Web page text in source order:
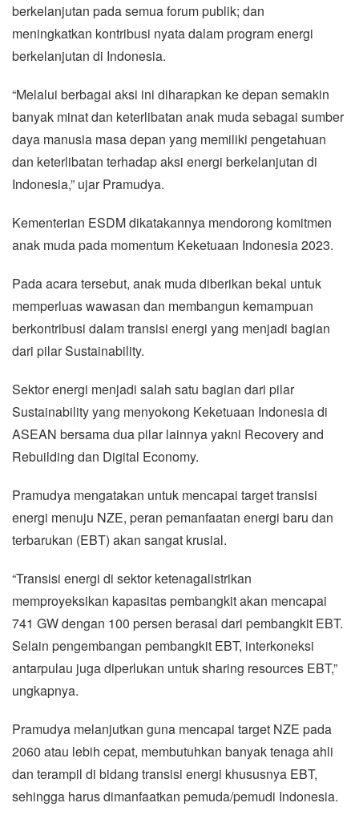
berkelanjutan pada semua forum publik; dan
meningkatkan kontribusi nyata dalam program energi
berkelanjutan di Indonesia.
“Melalui berbagai aksi ini diharapkan ke depan semakin
banyak minat dan keterlibatan anak muda sebagai sumber
daya manusia masa depan yang memiliki pengetahuan
dan keterlibatan terhadap aksi energi berkelanjutan di
Indonesia,” ujar Pramudya.
Kementerian ESDM dikatakannya mendorong komitmen
anak muda pada momentum Keketuaan Indonesia 2023.
Pada acara tersebut, anak muda diberikan bekal untuk
memperluas wawasan dan membangun kemampuan
berkontribusi dalam transisi energi yang menjadi bagian
dari pilar Sustainability.
Sektor energi menjadi salah satu bagian dari pilar
Sustainability yang menyokong Keketuaan Indonesia di
ASEAN bersama dua pilar lainnya yakni Recovery and
Rebuilding dan Digital Economy.
Pramudya mengatakan untuk mencapai target transisi
energi menuju NZE, peran pemanfaatan energi baru dan
terbarukan (EBT) akan sangat krusial.
“Transisi energi di sektor ketenagalistrikan
memproyeksikan kapasitas pembangkit akan mencapai
741 GW dengan 100 persen berasal dari pembangkit EBT.
Selain pengembangan pembangkit EBT, interkoneksi
antarpulau juga diperlukan untuk sharing resources EBT,”
ungkapnya.
Pramudya melanjutkan guna mencapai target NZE pada
2060 atau lebih cepat, membutuhkan banyak tenaga ahli
dan terampil di bidang transisi energi khususnya EBT,
sehingga harus dimanfaatkan pemuda/pemudi Indonesia.